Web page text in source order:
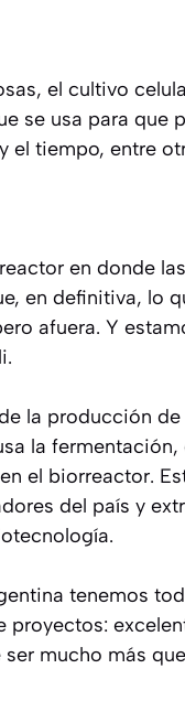
el cultivo
se usa para que
el tiempo, entre
en donde
en definitiva, lo
afuera. Y
la producción
la
el biorreactor.
del país y
tenemos
proyectos:
mucho más